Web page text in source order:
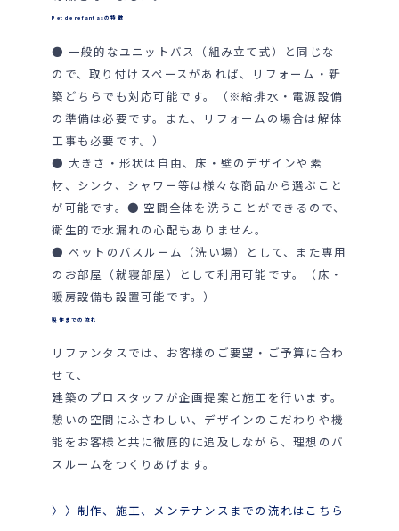
Pet de refantasの特徴
● 一般的なユニットバス（組み立て式）と同じな
ので、取り付けスペースがあれば、リフォーム・新
築どちらでも対応可能です。（※給排水・電源設備
の準備は必要です。また、リフォームの場合は解体
工事も必要です。）
● 大きさ・形状は自由、床・壁のデザインや素
材、シンク、シャワー等は様々な商品から選ぶこと
が可能です。● 空間全体を洗うことができるので、
衛生的で水漏れの心配もありません。
● ペットのバスルーム（洗い場）として、また専用
のお部屋（就寝部屋）として利用可能です。（床・
暖房設備も設置可能です。）
製作までの流れ
リファンタスでは、お客様のご要望・ご予算に合わ
せて、
建築のプロスタッフが企画提案と施工を行います。
憩いの空間にふさわしい、デザインのこだわりや機
能をお客様と共に徹底的に追及しながら、理想のバ
スルームをつくりあげます。
〉〉制作、施工、メンテナンスまでの流れはこちら